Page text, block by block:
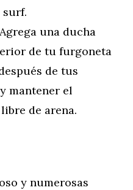
surf.
Agrega una ducha
de tu furgoneta
de tus
mantener el
de arena.
y numerosas